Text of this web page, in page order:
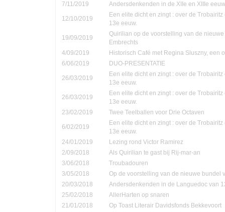
7/11/2019
Andersdenkenden in de XIIe en XIIIe
12/10/2019
Een elite dicht en zingt : over de
13e eeuw.
19/09/2019
Quirilian op de voorstelling van de
Embrechts
4/09/2019
Historisch Café met Regina Sluszny, een
6/06/2019
DUO-PRESENTATIE
26/03/2019
Een elite dicht en zingt : over de
13e eeuw.
26/03/2019
Een elite dicht en zingt : over de
13e eeuw.
23/02/2019
Twee Teelballen voor Drie Octaven
6/02/2019
Een elite dicht en zingt : over de
13e eeuw.
24/01/2019
Lezing rond Victor Ramirez
2/09/2018
Als Quirilian te gast bij Rij-mar-an
3/06/2018
Troubadouren
3/05/2018
Op de voorstelling van de nieuwe bundel
20/03/2018
Andersdenkenden in de Languedoc van
25/02/2018
AllerHarten op snaren
21/01/2018
Op Toast Literair Davidsfonds Bekkevoort